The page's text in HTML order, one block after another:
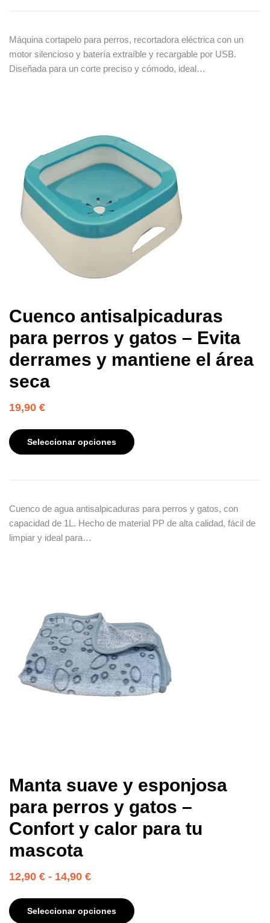
Máquina cortapelo para perros, recortadora eléctrica con un
motor silencioso y batería extraíble y recargable por USB.
Diseñada para un corte preciso y cómodo, ideal…
Cuenco antisalpicaduras
para perros y gatos – Evita
derrames y mantiene el área
seca
19,90 €
Seleccionar opciones
Cuenco de agua antisalpicaduras para perros y gatos, con
capacidad de 1L. Hecho de material PP de alta calidad, fácil de
limpiar y ideal para…
Manta suave y esponjosa
para perros y gatos –
Confort y calor para tu
mascota
12,90 € - 14,90 €
Seleccionar opciones